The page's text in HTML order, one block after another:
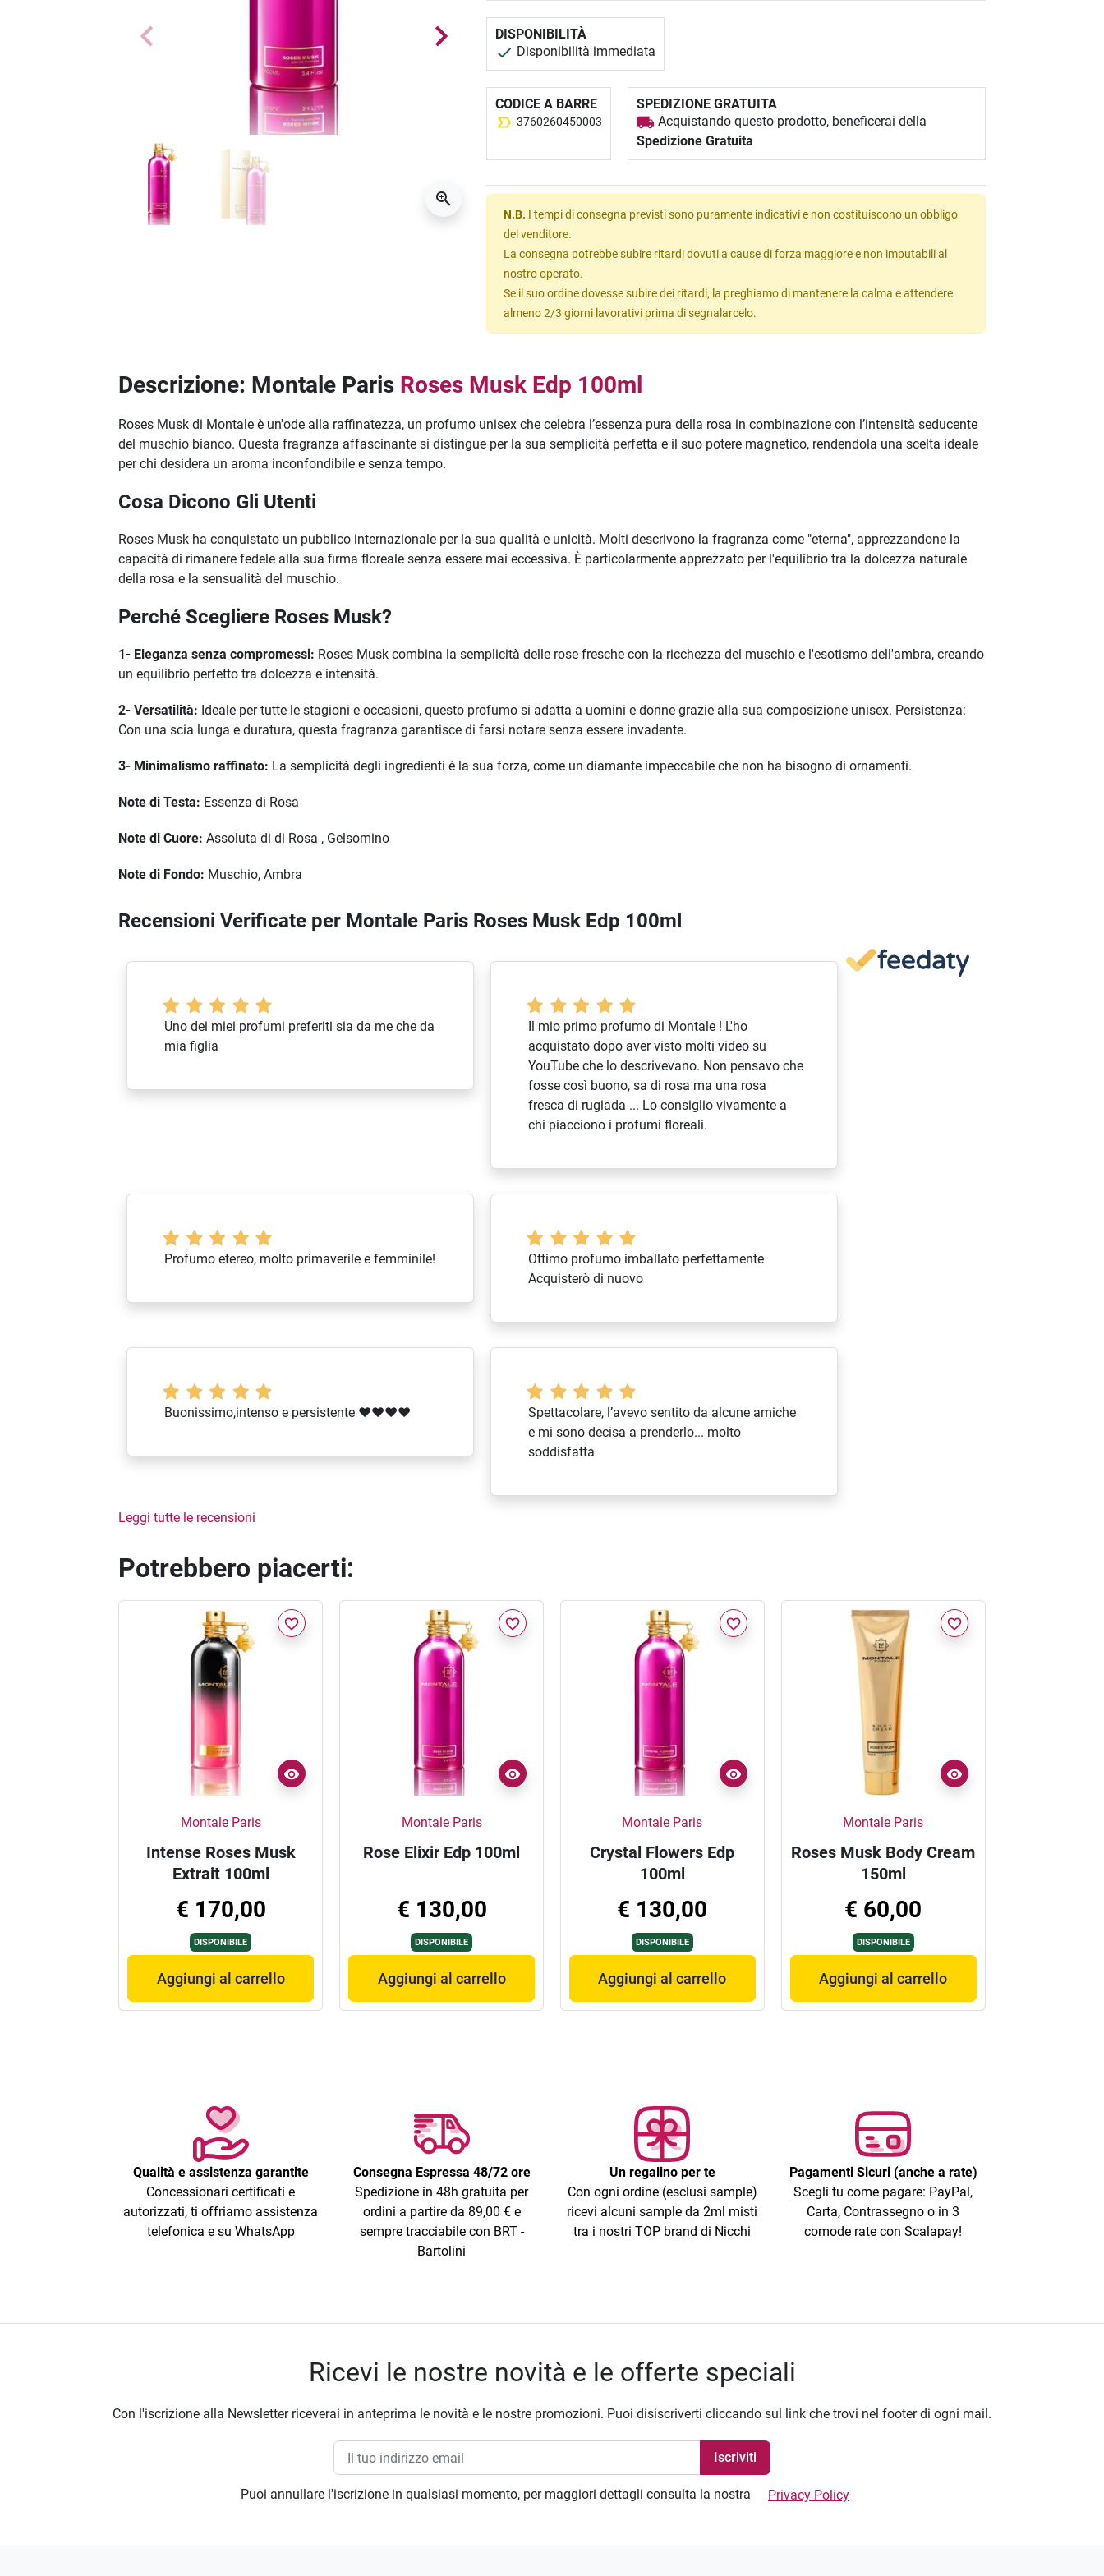
DISPONIBILITÀ
Disponibilità immediata
CODICE A BARRE
3760260450003
SPEDIZIONE GRATUITA
Acquistando questo prodotto, beneficerai della
Spedizione Gratuita
N.B. I tempi di consegna previsti sono puramente indicativi e non costituiscono un obbligo
del venditore.
La consegna potrebbe subire ritardi dovuti a cause di forza maggiore e non imputabili al
nostro operato.
Se il suo ordine dovesse subire dei ritardi, la preghiamo di mantenere la calma e attendere
almeno 2/3 giorni lavorativi prima di segnalarcelo.
Descrizione: Montale Paris Roses Musk Edp 100ml
Roses Musk di Montale è un'ode alla raffinatezza, un profumo unisex che celebra l’essenza pura della rosa in combinazione con l’intensità seducente
del muschio bianco. Questa fragranza affascinante si distingue per la sua semplicità perfetta e il suo potere magnetico, rendendola una scelta ideale
per chi desidera un aroma inconfondibile e senza tempo.
Cosa Dicono Gli Utenti
Roses Musk ha conquistato un pubblico internazionale per la sua qualità e unicità. Molti descrivono la fragranza come "eterna", apprezzandone la
capacità di rimanere fedele alla sua firma floreale senza essere mai eccessiva. È particolarmente apprezzato per l'equilibrio tra la dolcezza naturale
della rosa e la sensualità del muschio.
Perché Scegliere Roses Musk?
1- Eleganza senza compromessi: Roses Musk combina la semplicità delle rose fresche con la ricchezza del muschio e l'esotismo dell'ambra, creando
un equilibrio perfetto tra dolcezza e intensità.
2- Versatilità: Ideale per tutte le stagioni e occasioni, questo profumo si adatta a uomini e donne grazie alla sua composizione unisex. Persistenza:
Con una scia lunga e duratura, questa fragranza garantisce di farsi notare senza essere invadente.
3- Minimalismo raffinato: La semplicità degli ingredienti è la sua forza, come un diamante impeccabile che non ha bisogno di ornamenti.
Note di Testa: Essenza di Rosa
Note di Cuore: Assoluta di di Rosa , Gelsomino
Note di Fondo: Muschio, Ambra
Recensioni Verificate per Montale Paris Roses Musk Edp 100ml
Uno dei miei profumi preferiti sia da me che da
mia figlia
Il mio primo profumo di Montale ! L'ho
acquistato dopo aver visto molti video su
YouTube che lo descrivevano. Non pensavo che
fosse così buono, sa di rosa ma una rosa
fresca di rugiada ... Lo consiglio vivamente a
chi piacciono i profumi floreali.
Profumo etereo, molto primaverile e femminile!
Ottimo profumo imballato perfettamente
Acquisterò di nuovo
Buonissimo,intenso e persistente ❤️❤️❤️❤️
Spettacolare, l’avevo sentito da alcune amiche
e mi sono decisa a prenderlo... molto
soddisfatta
Leggi tutte le recensioni
Potrebbero piacerti:
favorite_border
Montale Paris
Intense Roses Musk
Extrait 100ml
€ 170,00
DISPONIBILE
Aggiungi al carrello
favorite_border
Montale Paris
Rose Elixir Edp 100ml
€ 130,00
DISPONIBILE
Aggiungi al carrello
favorite_border
Montale Paris
Crystal Flowers Edp
100ml
€ 130,00
DISPONIBILE
Aggiungi al carrello
favorite_border
Montale Paris
Roses Musk Body Cream
150ml
€ 60,00
DISPONIBILE
Aggiungi al carrello
Qualità e assistenza garantite
Concessionari certificati e
autorizzati, ti offriamo assistenza
telefonica e su WhatsApp
Consegna Espressa 48/72 ore
Spedizione in 48h gratuita per
ordini a partire da 89,00 € e
sempre tracciabile con BRT -
Bartolini
Un regalino per te
Con ogni ordine (esclusi sample)
ricevi alcuni sample da 2ml misti
tra i nostri TOP brand di Nicchi
Pagamenti Sicuri (anche a rate)
Scegli tu come pagare: PayPal,
Carta, Contrassegno o in 3
comode rate con Scalapay!
Ricevi le nostre novità e le offerte speciali
Con l'iscrizione alla Newsletter riceverai in anteprima le novità e le nostre promozioni. Puoi disiscriverti cliccando sul link che trovi nel footer di ogni mail.
Puoi annullare l'iscrizione in qualsiasi momento, per maggiori dettagli consulta la nostra Privacy Policy